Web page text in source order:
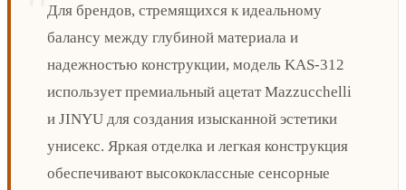
Для брендов, стремящихся к идеальному
балансу между глубиной материала и
надежностью конструкции, модель KAS-312
использует премиальный ацетат Mazzucchelli
и JINYU для создания изысканной эстетики
унисекс. Яркая отделка и легкая конструкция
обеспечивают высококлассные сенсорные